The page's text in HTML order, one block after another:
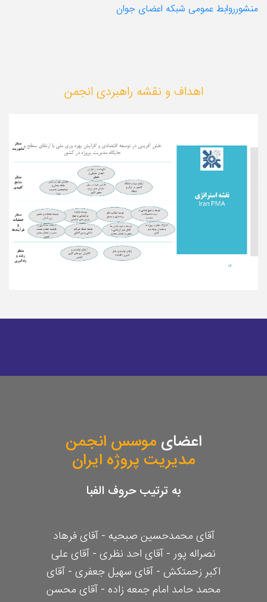
منشورروابط عمومی شبکه اعضای جوان
اهداف و نقشه راهبردی انجمن
اعضایموسس انجمن
مدیریت پروژه ایران
به ترتیب حروف الفبا
آقای محمدحسین صبحیه - آقای فرهاد
نصراله پور - آقای احد نظری - آقای علی
اکبر زحمتکش - آقای سهیل جعفری - آقای
محمد حامد امام جمعه زاده - آقای محسن